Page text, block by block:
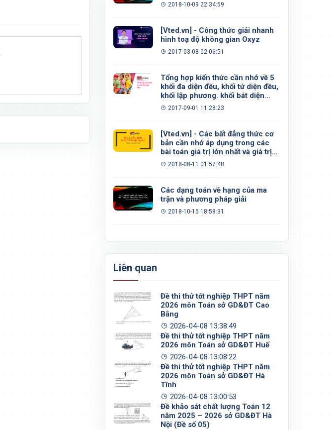
2018-10-09 22:34:59
[Vted.vn] - Công thức giải nhanh
hình toạ độ không gian Oxyz
2017-03-08 02:06:51
Tổng hợp kiến thức cần nhớ về 5
khối đa diện đều, khối tứ diện đều,
khối lập phương. khối bát diện
đều, khối 12 mặt đều, khối 20 mặt
2017-09-01 11:28:23
[Vted.vn] - Các bất đẳng thức cơ
bản cần nhớ áp dụng trong các
bài toán giá trị lớn nhất và giá trị
nhỏ nhất
2018-08-11 01:57:48
Các dạng toán về hạng của ma
trận và phương pháp giải
2018-10-15 18:58:31
Liên quan
Đề thi thử tốt nghiệp THPT năm
2026 môn Toán sở GD&ĐT Cao
Bằng
2026-04-08 13:38:49
Đề thi thử tốt nghiệp THPT năm
2026 môn Toán sở GD&ĐT Huế
2026-04-08 13:08:22
Đề thi thử tốt nghiệp THPT năm
2026 môn Toán sở GD&ĐT Hà
Tĩnh
2026-04-08 13:00:53
Đề khảo sát chất lượng Toán 12
năm 2025 – 2026 sở GD&ĐT Hà
Nội (Đề số 05)